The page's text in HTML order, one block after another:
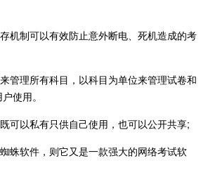
制可以有效防止意外断电、死机造成的考
理所有科目，以科目为单位来管理试卷和
使用。
以私有只供自己使用，也可以公开共享;
软件，则它又是一款强大的网络考试软